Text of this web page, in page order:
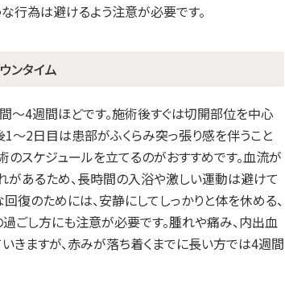
行為は避けるよう注意が必要です。
ンタイム
～4週間ほどです。施術後すぐは切開部位を中心
～2日目は患部がふくらみ突っ張り感を伴うこと
スケジュールを立てるのがおすすめです。血流が
があるため、長時間の入浴や激しい運動は避けて
復のためには、安静にしてしっかりと体を休める、
し方にも注意が必要です。腫れや痛み、内出血
きますが、赤みが落ち着くまでに長い方では4週間